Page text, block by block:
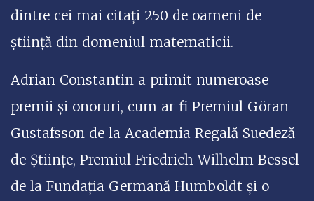
dintre cei mai citați 250 de oameni de
știință din domeniul matematicii.
Adrian Constantin a primit numeroase
premii și onoruri, cum ar fi Premiul Göran
Gustafsson de la Academia Regală Suedeză
de Științe, Premiul Friedrich Wilhelm Bessel
de la Fundația Germană Humboldt și o